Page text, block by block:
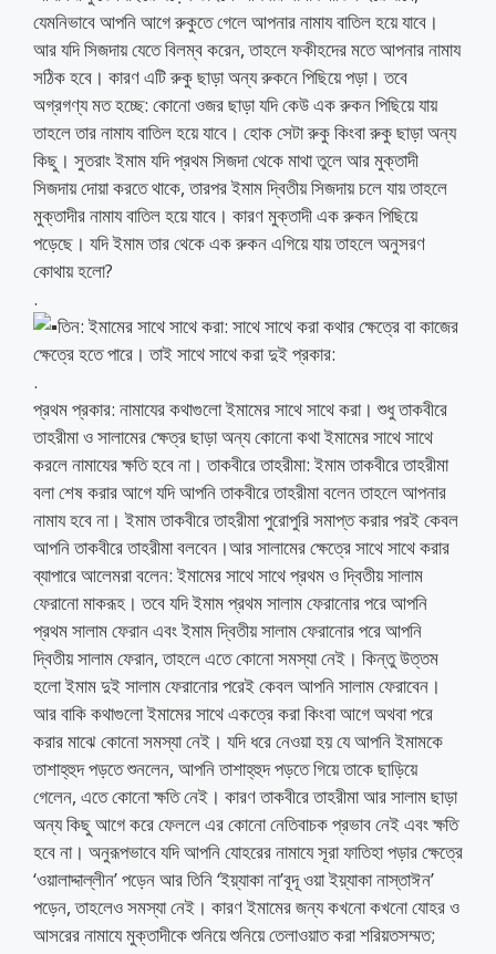
যেমনিভাবে আপনি আগে রুকুতে গেলে আপনার নামায বাতিল হয়ে যাবে।
আর যদি সিজদায় যেতে বিলম্ব করেন, তাহলে ফকীহদের মতে আপনার নামায
সঠিক হবে। কারণ এটি রুকু ছাড়া অন্য রুকনে পিছিয়ে পড়া। তবে
অগ্রগণ্য মত হচ্ছে: কোনো ওজর ছাড়া যদি কেউ এক রুকন পিছিয়ে যায়
তাহলে তার নামায বাতিল হয়ে যাবে। হোক সেটা রুকু কিংবা রুকু ছাড়া অন্য
কিছু। সুতরাং ইমাম যদি প্রথম সিজদা থেকে মাথা তুলে আর মুক্তাদী
সিজদায় দোয়া করতে থাকে, তারপর ইমাম দ্বিতীয় সিজদায় চলে যায় তাহলে
মুক্তাদীর নামায বাতিল হয়ে যাবে। কারণ মুক্তাদী এক রুকন পিছিয়ে
পড়েছে। যদি ইমাম তার থেকে এক রুকন এগিয়ে যায় তাহলে অনুসরণ
কোথায় হলো?
.
তিন: ইমামের সাথে সাথে করা: সাথে সাথে করা কথার ক্ষেত্রে বা কাজের
ক্ষেত্রে হতে পারে। তাই সাথে সাথে করা দুই প্রকার:
.
প্রথম প্রকার: নামাযের কথাগুলো ইমামের সাথে সাথে করা। শুধু তাকবীরে
তাহরীমা ও সালামের ক্ষেত্র ছাড়া অন্য কোনো কথা ইমামের সাথে সাথে
করলে নামাযের ক্ষতি হবে না। তাকবীরে তাহরীমা: ইমাম তাকবীরে তাহরীমা
বলা শেষ করার আগে যদি আপনি তাকবীরে তাহরীমা বলেন তাহলে আপনার
নামায হবে না। ইমাম তাকবীরে তাহরীমা পুরোপুরি সমাপ্ত করার পরই কেবল
আপনি তাকবীরে তাহরীমা বলবেন।আর সালামের ক্ষেত্রে সাথে সাথে করার
ব্যাপারে আলেমরা বলেন: ইমামের সাথে সাথে প্রথম ও দ্বিতীয় সালাম
ফেরানো মাকরূহ। তবে যদি ইমাম প্রথম সালাম ফেরানোর পরে আপনি
প্রথম সালাম ফেরান এবং ইমাম দ্বিতীয় সালাম ফেরানোর পরে আপনি
দ্বিতীয় সালাম ফেরান, তাহলে এতে কোনো সমস্যা নেই। কিন্তু উত্তম
হলো ইমাম দুই সালাম ফেরানোর পরেই কেবল আপনি সালাম ফেরাবেন।
আর বাকি কথাগুলো ইমামের সাথে একত্রে করা কিংবা আগে অথবা পরে
করার মাঝে কোনো সমস্যা নেই। যদি ধরে নেওয়া হয় যে আপনি ইমামকে
তাশাহ্‌হুদ পড়তে শুনলেন, আপনি তাশাহ্‌হুদ পড়তে গিয়ে তাকে ছাড়িয়ে
গেলেন, এতে কোনো ক্ষতি নেই। কারণ তাকবীরে তাহরীমা আর সালাম ছাড়া
অন্য কিছু আগে করে ফেললে এর কোনো নেতিবাচক প্রভাব নেই এবং ক্ষতি
হবে না। অনুরূপভাবে যদি আপনি যোহরের নামাযে সূরা ফাতিহা পড়ার ক্ষেত্রে
‘ওয়ালাদ্দাল্লীন’ পড়েন আর তিনি ‘ইয়্যাকা না’বূদূ ওয়া ইয়্যাকা নাস্তাঈন’
পড়েন, তাহলেও সমস্যা নেই। কারণ ইমামের জন্য কখনো কখনো যোহর ও
আসরের নামাযে মুক্তাদীকে শুনিয়ে শুনিয়ে তেলাওয়াত করা শরিয়তসম্মত;